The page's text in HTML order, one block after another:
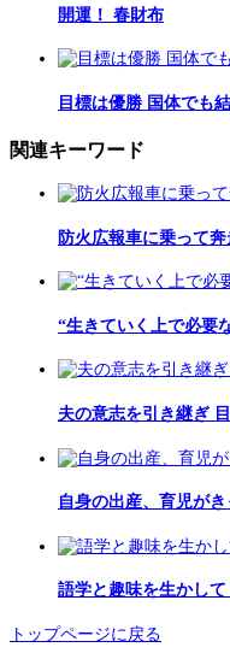
開運！ 春財布
目標は優勝 国体でも
関連キーワード
防火広報車に乗って
“生きていく上で必要
夫の意志を引き継ぎ
自身の出産、育児が
語学と趣味を生かして
トップページに戻る